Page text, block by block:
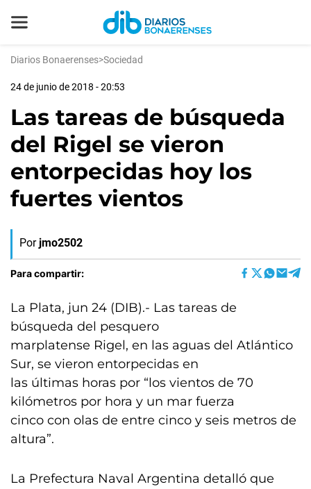
Diarios Bonaerenses>Sociedad
24 de junio de 2018 - 20:53
Las tareas de búsqueda
del Rigel se vieron
entorpecidas hoy los
fuertes vientos
Por jmo2502
Para compartir:
La Plata, jun 24 (DIB).- Las tareas de
búsqueda del pesquero
marplatense Rigel, en las aguas del Atlántico
Sur, se vieron entorpecidas en
las últimas horas por “los vientos de 70
kilómetros por hora y un mar fuerza
cinco con olas de entre cinco y seis metros de
altura”.
La Prefectura Naval Argentina detalló que